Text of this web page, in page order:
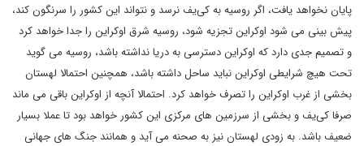
پایان نخواهد یافت، اگر روسیه به کی‌یف نرسد و نتواند این کشور را سرنگون کند،
پیش بینی می شود اوکراین تجزیه شود، روسیه شرق اوکراین را جدا خواهد کرد
و تصمیم جدی دارد که اوکراین دسترسی به دریا نداشته باشد، روسیه می گوید
تحت هیچ شرایطی اوکراین نباید ساحل داشته باشد، همچنین احتمالا لهستان
بخشی از غرب اوکراین را تصرف خواهد کرد. احتمالا آنچه از اوکراین باقی می ماند
صرفا کی‌یف و بخشی از سرزمین های مرکزی این کشور خواهد بود تا عملا بسیار
ضعیف باشد. به زودی لهستان نیز به صحنه می آید و همانند جنگ های جهانی